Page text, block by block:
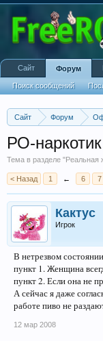
Сайт Форум
РО-
Тема в разделе "Реальная
< Назад 1 ← 6 7
Кактус
Игрок
В нетрезвом
пункт 1. Женщина
пункт 2. Если она не
А сейчас я даже
работе пиво не
12 мар 2008
Сайт Форум
Поиск сообщений